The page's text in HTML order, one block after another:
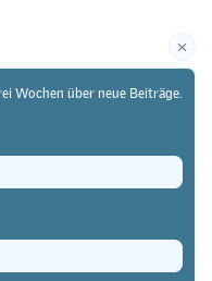
10.64829/10835
Wochen über neue Beiträge.